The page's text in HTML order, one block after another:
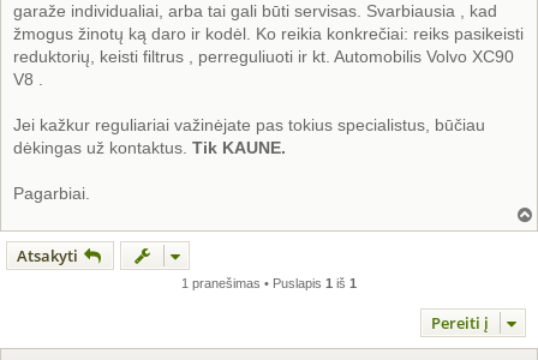
n
ė
garaže individualiai, arba tai gali būti servisas. Svarbiausia , kad
žmogus žinotų ką daro ir kodėl. Ko reikia konkrečiai: reiks pasikeisti
reduktorių, keisti filtrus , perreguliuoti ir kt. Automobilis Volvo XC90
V8 .
Jei kažkur reguliariai važinėjate pas tokius specialistus, būčiau
dėkingas už kontaktus. Tik KAUNE.
Pagarbiai.
Atsakyti
1 pranešimas • Puslapis 1 iš 1
Pereiti į